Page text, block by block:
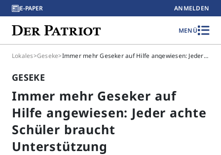
E-PAPER ANMELDEN
MENÜ
Lokales>Geseke> Immer mehr Geseker auf Hilfe angewiesen: Jeder achte Schüler braucht Unterstützung
GESEKE
Immer mehr Geseker auf
Hilfe angewiesen: Jeder achte
Schüler braucht
Unterstützung